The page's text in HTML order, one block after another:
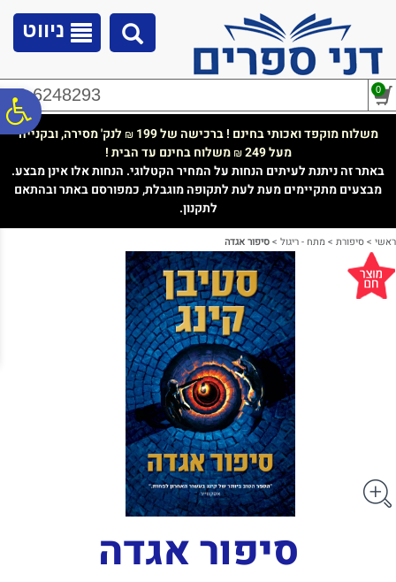
נגישות
ניווט
02-6248293 0
משלוח מוקפד ואכותי בחינם ! ברכישה של 199 ₪ לנק' מסירה, ובקנייה
מעל 249
₪משלוח בחינם עד הבית !
באתר זה ניתנת לעיתים הנחות על המחיר הקטלוגי. הנחות אלו אינן מבצע.
מבצעים מתקיימים מעת לעת לתקופה מוגבלת, כמפורסם באתר ובהתאם
לתקנון.
ראשי >סיפורת >מתח - ריגול >סיפור אגדה
סיפור אגדה